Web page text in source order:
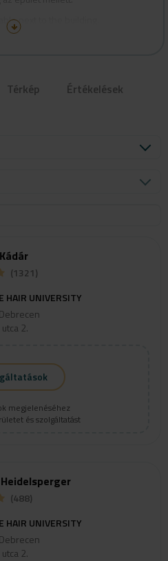
next to the building.
Térkép Értékelések
megjelenéséhez
és szolgáltatást
(1321)
HAIR UNIVERSITY
2.
(488)
HAIR UNIVERSITY
2.